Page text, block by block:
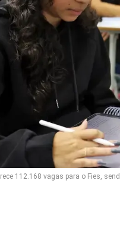
112.168 vagas para o Fies,